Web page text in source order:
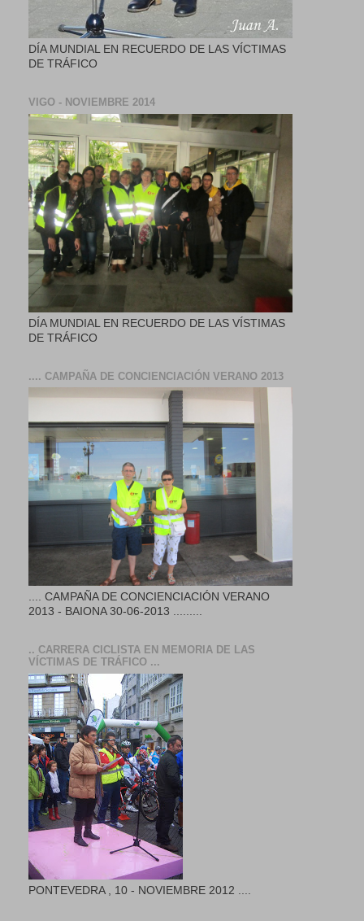
DÍA MUNDIAL EN RECUERDO DE LAS VÍCTIMAS
DE TRÁFICO
VIGO - NOVIEMBRE 2014
DÍA MUNDIAL EN RECUERDO DE LAS VÍSTIMAS
DE TRÁFICO
.... CAMPAÑA DE CONCIENCIACIÓN VERANO 2013
.... CAMPAÑA DE CONCIENCIACIÓN VERANO
2013 - BAIONA 30-06-2013 .........
.. CARRERA CICLISTA EN MEMORIA DE LAS
VÍCTIMAS DE TRÁFICO ...
PONTEVEDRA , 10 - NOVIEMBRE 2012 ....